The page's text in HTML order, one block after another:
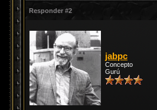
Responder #2
jabpc
Concepto
Gurú